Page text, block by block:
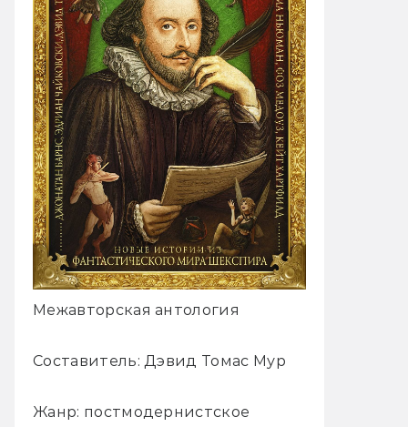
Межавторская антология
Составитель: Дэвид Томас Мур
Жанр: постмодернистское